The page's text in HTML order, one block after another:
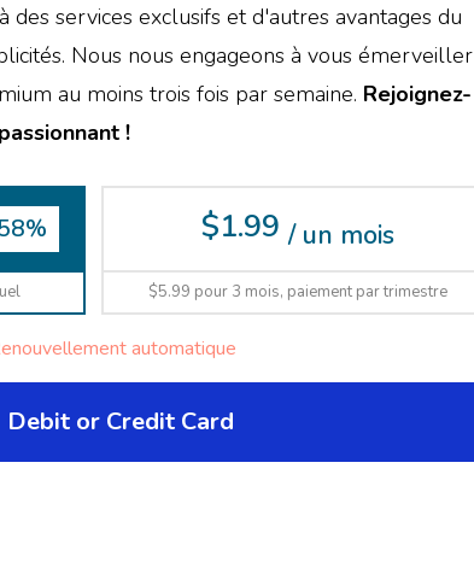
des services exclusifs et d'autres avantages du
Nous nous engageons à vous émerveiller
au moins trois fois par semaine. Rejoignez-
!
$1.99 / un mois
$5.99 pour 3 mois, paiement par trimestre
automatique
Debit or Credit Card